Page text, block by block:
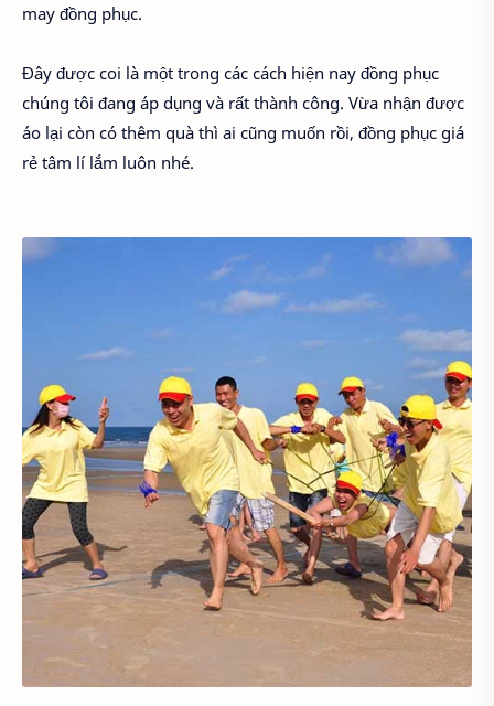
may đồng phục.
Đây được coi là một trong các cách hiện nay đồng phục
chúng tôi đang áp dụng và rất thành công. Vừa nhận được
áo lại còn có thêm quà thì ai cũng muốn rồi, đồng phục giá
rẻ tâm lí lắm luôn nhé.